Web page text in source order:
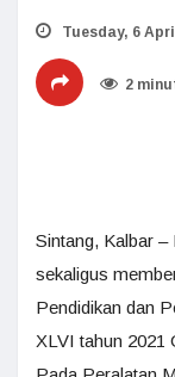
Tuesday, 6
2
Sintang, Kalbar
sekaligus
Pendidikan dan
XLVI tahun 2021